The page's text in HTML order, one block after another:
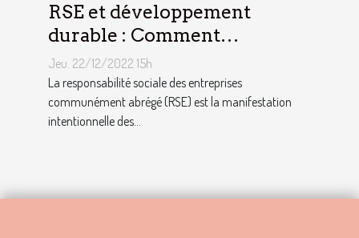
RSE et développement
durable : Comment
décrocher vite un emploi
avec ce profil ?
Jeu. 22/12/2022 15h
La responsabilité sociale des entreprises
communément abrégé (RSE) est la manifestation
intentionnelle des...